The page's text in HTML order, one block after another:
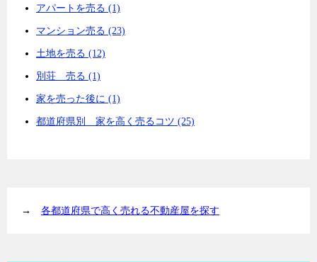
アパートを売る (1)
マンション売る (23)
土地を売る (12)
別荘 売る (1)
家を売った後に (1)
都道府県別 家を高く売るコツ (25)
→ 各都道府県で高く売れる不動産屋を探す